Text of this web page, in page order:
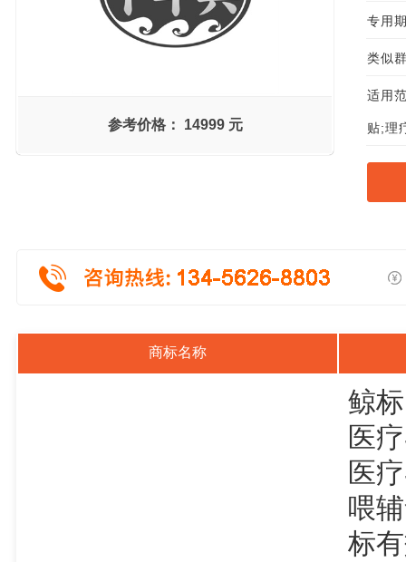
参考价格： 14999 元
专用
类似
适用
贴;理
商标名称
鲸
医
医
喂
标